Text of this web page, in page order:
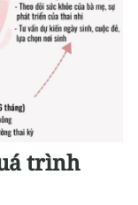
trình